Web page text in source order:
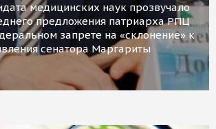
медицинских наук прозвучало
предложения патриарха РПЦ
запрете на «склонение» к
сенатора Маргариты